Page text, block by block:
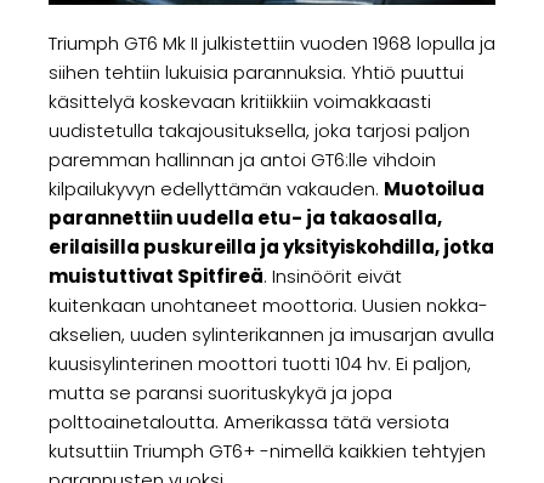
Triumph GT6 Mk II julkistettiin vuoden 1968 lopulla ja
siihen tehtiin lukuisia parannuksia. Yhtiö puuttui
käsittelyä koskevaan kritiikkiin voimakkaasti
uudistetulla takajousituksella, joka tarjosi paljon
paremman hallinnan ja antoi GT6:lle vihdoin
kilpailukyvyn edellyttämän vakauden. Muotoilua
parannettiin uudella etu- ja takaosalla,
erilaisilla puskureilla ja yksityiskohdilla, jotka
muistuttivat Spitfireä. Insinöörit eivät
kuitenkaan unohtaneet moottoria. Uusien nokka-
akselien, uuden sylinterikannen ja imusarjan avulla
kuusisylinterinen moottori tuotti 104 hv. Ei paljon,
mutta se paransi suorituskykyä ja jopa
polttoainetaloutta. Amerikassa tätä versiota
kutsuttiin Triumph GT6+ -nimellä kaikkien tehtyjen